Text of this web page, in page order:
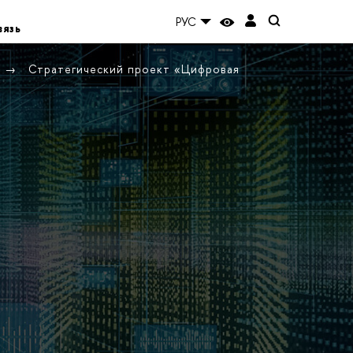
РУС
Стратегический проект «Цифровая